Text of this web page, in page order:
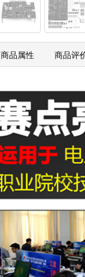
商品属性 商品评